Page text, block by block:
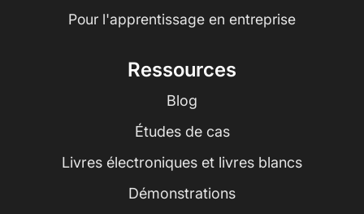
Pour l'apprentissage en entreprise
Ressources
Blog
Études de cas
Livres électroniques et livres blancs
Démonstrations